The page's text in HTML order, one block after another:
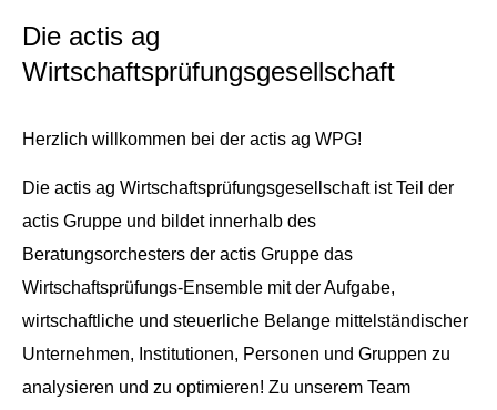
Die actis ag
Wirtschaftsprüfungsgesellschaft
Herzlich willkommen bei der actis ag WPG!
Die actis ag Wirtschaftsprüfungsgesellschaft ist Teil der
actis Gruppe und bildet innerhalb des
Beratungsorchesters der actis Gruppe das
Wirtschaftsprüfungs-Ensemble mit der Aufgabe,
wirtschaftliche und steuerliche Belange mittelständischer
Unternehmen, Institutionen, Personen und Gruppen zu
analysieren und zu optimieren! Zu unserem Team